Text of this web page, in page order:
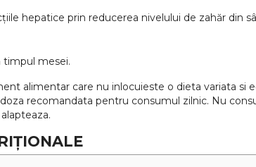
hepatice prin reducerea nivelului de zahăr din
timpul mesei.
alimentar care nu inlocuieste o dieta variata si
recomandata pentru consumul zilnic. Nu